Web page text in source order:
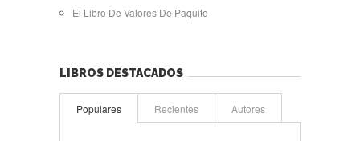
El Libro De Valores De Paquito
LIBROS DESTACADOS
Populares Recientes Autores